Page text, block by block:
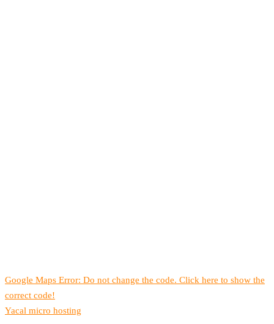
Google Maps Error: Do not change the code. Click here to show the
correct code!
Yacal micro hosting